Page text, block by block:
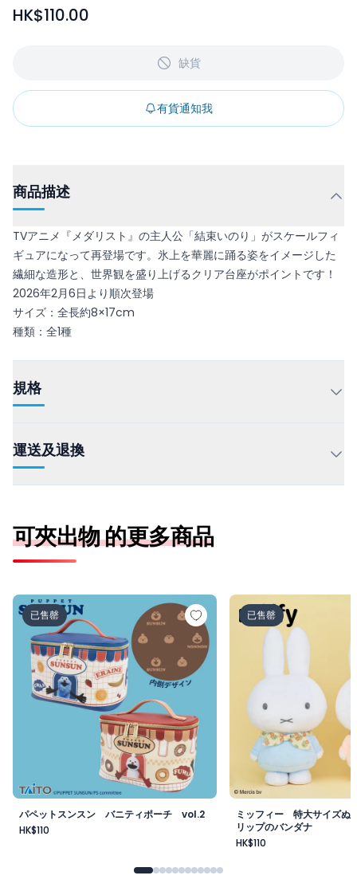
HK$110.00
缺貨
有貨通知我
商品描述
TVアニメ『メダリスト』の主人公「結束いのり」がスケールフィ
ギュアになって再登場です。氷上を華麗に踊る姿をイメージした
繊細な造形と、世界観を盛り上げるクリア台座がポイントです！
2026年2月6日より順次登場
サイズ：全長約8×17cm
種類：全1種
規格
運送及退換
可夾出物 的更多商品
パペットスンスン バニティポーチ vol.2
已售罄
パペットスンスン バニティポーチ vol.2
HK$110
ミッフィー 特大サ
已售罄
ミッフィー 特大サイズぬ
リップのバンダナ
HK$110